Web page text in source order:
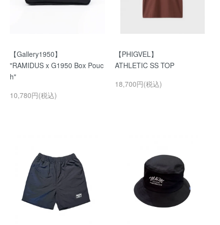
【Gallery1950】
"RAMIDUS x G1950 Box Pouc
h"
10,780円(税込)
【PHIGVEL】
ATHLETIC SS TOP
18,700円(税込)